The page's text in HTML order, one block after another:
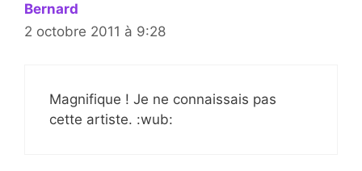
Bernard
2 octobre 2011 à 9:28
Magnifique ! Je ne connaissais pas
cette artiste. :wub: